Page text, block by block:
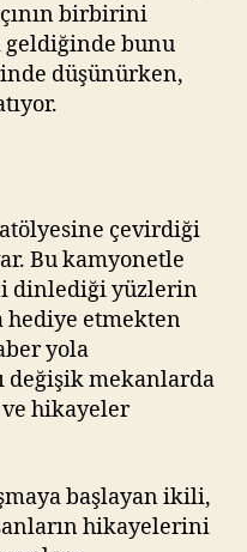
birbirini
geldiğinde bunu
düşünürken,
atölyesine çevirdiği
Bu kamyonetle
dinlediği yüzlerin
hediye etmekten
yola
değişik mekanlarda
hikayeler
başlayan ikili,
hikayelerini